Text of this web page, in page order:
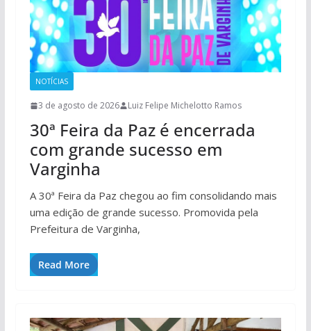
NOTÍCIAS
3 de agosto de 2026 Luiz Felipe Michelotto Ramos
30ª Feira da Paz é encerrada
com grande sucesso em
Varginha
A 30ª Feira da Paz chegou ao fim consolidando mais
uma edição de grande sucesso. Promovida pela
Prefeitura de Varginha,
Read More